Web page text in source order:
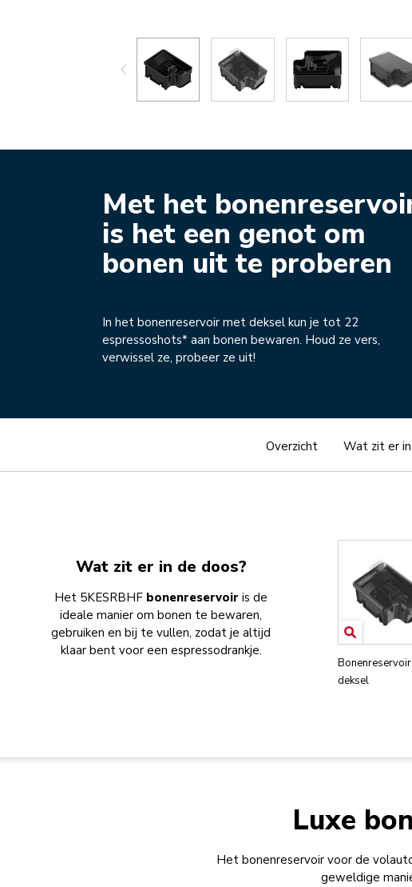
Met het
is het een genot om
bonen uit te proberen
In het bonenreservoir met deksel kun je tot 22
espressoshots* aan bonen bewaren. Houd ze vers,
verwissel ze, probeer ze uit!
Overzicht Wat zit er
Wat zit er in de doos?
Het 5KESRBHF bonenreservoir is de
ideale manier om bonen te bewaren,
gebruiken en bij te vullen, zodat je altijd
klaar bent voor een espressodrankje.
deksel
Luxe
Het bonenreservoir voor de
geweldige